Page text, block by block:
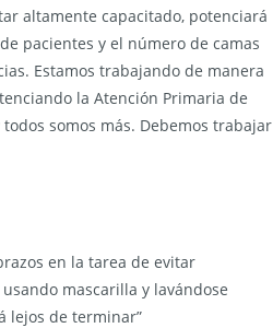
altamente capacitado, potenciará
pacientes y el número de camas
Estamos trabajando de manera
la Atención Primaria de
somos más. Debemos trabajar
en la tarea de evitar
mascarilla y lavándose
lejos de terminar”